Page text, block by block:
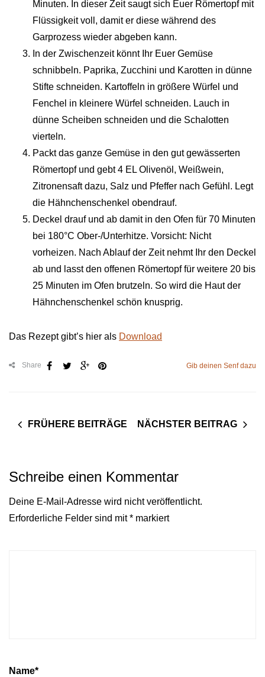
Minuten. In dieser Zeit saugt sich Euer Römertopf mit
Flüssigkeit voll, damit er diese während des
Garprozess wieder abgeben kann.
In der Zwischenzeit könnt Ihr Euer Gemüse
schnibbeln. Paprika, Zucchini und Karotten in dünne
Stifte schneiden. Kartoffeln in größere Würfel und
Fenchel in kleinere Würfel schneiden. Lauch in
dünne Scheiben schneiden und die Schalotten
vierteln.
Packt das ganze Gemüse in den gut gewässerten
Römertopf und gebt 4 EL Olivenöl, Weißwein,
Zitronensaft dazu, Salz und Pfeffer nach Gefühl. Legt
die Hähnchenschenkel obendrauf.
Deckel drauf und ab damit in den Ofen für 70 Minuten
bei 180°C Ober-/Unterhitze. Vorsicht: Nicht
vorheizen. Nach Ablauf der Zeit nehmt Ihr den Deckel
ab und lasst den offenen Römertopf für weitere 20 bis
25 Minuten im Ofen brutzeln. So wird die Haut der
Hähnchenschenkel schön knusprig.
Das Rezept gibt’s hier als Download
Gib deinen Senf dazu
Share
FRÜHERE BEITRÄGE NÄCHSTER BEITRAG
Schreibe einen Kommentar
Deine E-Mail-Adresse wird nicht veröffentlicht.
Erforderliche Felder sind mit* markiert
Name*